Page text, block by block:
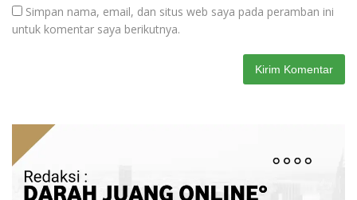
Simpan nama, email, dan situs web saya pada peramban ini
untuk komentar saya berikutnya.